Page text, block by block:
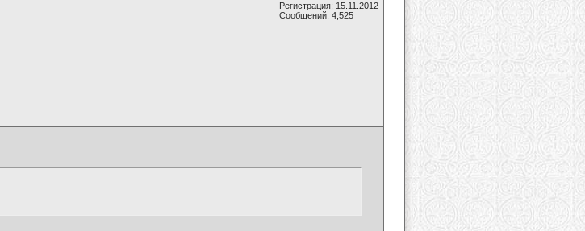
Регистрация: 15.11.2012
Сообщений: 4,525